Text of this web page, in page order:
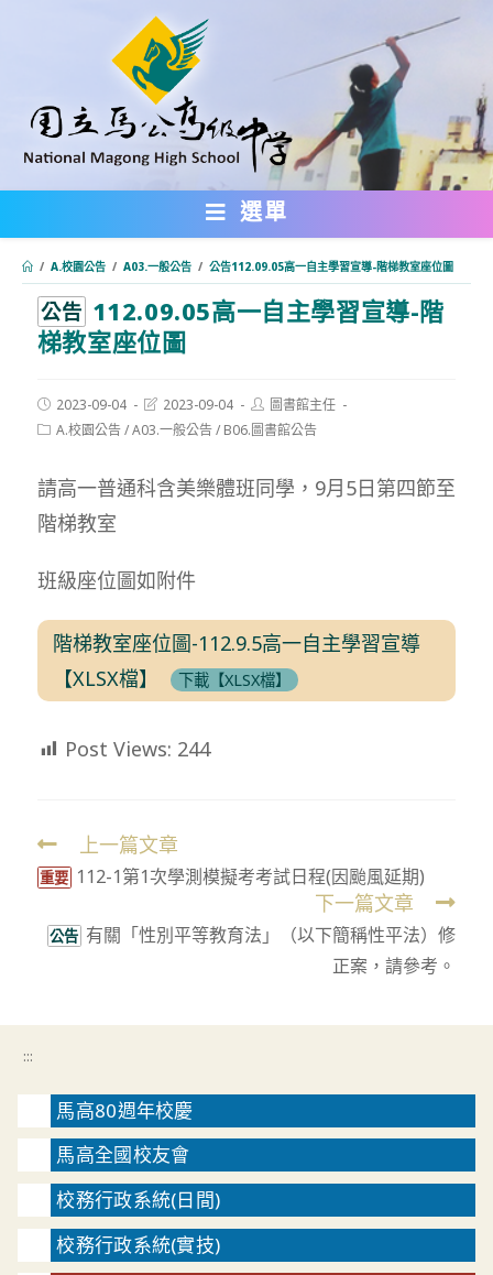
內
選單
/ A.校園公告 / A03.一般公告 / 公告112.09.05高一自主學習宣導-階梯教室座位圖
公告 112.09.05高一自主學習宣導-階
梯教室座位圖
Post
published:
2023-09-04
Post
modified:
2023-09-04
Post
author:
圖書館主任
PostA.校園公告/A03.一般公告/ B06.圖書館公告
請高一普通科含美樂體班同學，9月5日第四節至
階梯教室
班級座位圖如附件
階梯教室座位圖-112.9.5高一自主學習宣導
【XLSX檔】
下載【XLSX檔】
Post Views: 244
Read
more
上一篇文章
重要 112-1第1次學測模擬考考試日程(因颱風延期)
下一篇文章
公告 有關「性別平等教育法」（以下簡稱性平法）修
正案，請參考。
:::
馬高80週年校慶
馬高全國校友會
校務行政系統(日間)
校務行政系統(實技)